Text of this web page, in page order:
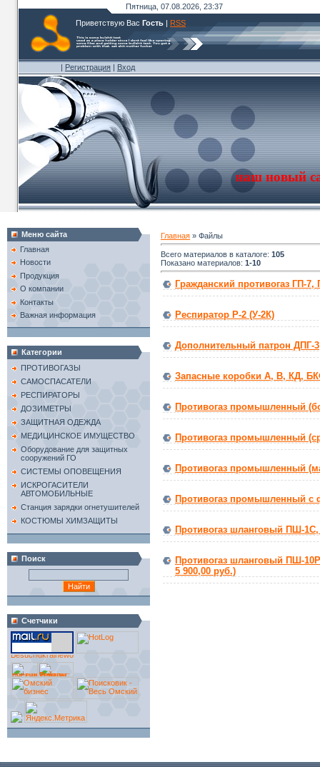
Пятница, 07.08.2026, 23:37
Приветствую Вас Гость | RSS
| Регистрация | Вход
наш новый
Меню сайта
Главная
Новости
Продукция
О компании
Контакты
Важная информация
Категории
ПРОТИВОГАЗЫ
САМОСПАСАТЕЛИ
РЕСПИРАТОРЫ
ДОЗИМЕТРЫ
ЗАЩИТНАЯ ОДЕЖДА
МЕДИЦИНСКОЕ ИМУЩЕСТВО
Оборудование для защитных
сооружений ГО
СИСТЕМЫ ОПОВЕЩЕНИЯ
ИСКРОГАСИТЕЛИ
АВТОМОБИЛЬНЫЕ
Станция зарядки огнетушителей
КОСТЮМЫ ХИМЗАЩИТЫ
Поиск
Счетчики
Главная » Файлы
Всего материалов в каталоге: 105
Показано материалов: 1-10
Гражданский противогаз ГП-
Респиратор Р-2 (У-2К)
Дополнительный патрон ДПГ-3
Запасные коробки А, В, КД,
Противогаз промышленный
Противогаз промышленный
Противогаз промышленный
Противогаз промышленный с
Противогаз шланговый ПШ-
Противогаз шланговый ПШ-
5 900,00 руб.)